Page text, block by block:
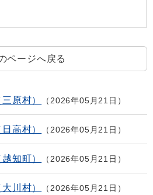
ページへ戻る
原村） 2026年05月21日
高村） 2026年05月21日
知町） 2026年05月21日
川村） 2026年05月21日